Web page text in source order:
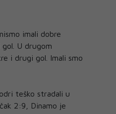
imali dobre
U drugom
i drugi gol. Imali smo
teško stradali u
2:9, Dinamo je